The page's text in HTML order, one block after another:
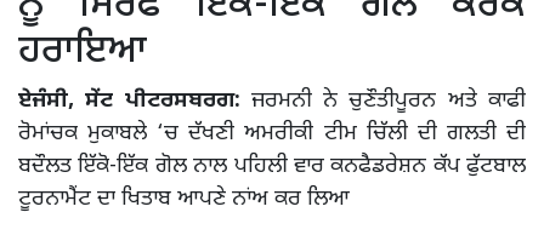
ਹਰਾਇਆ
ਏਜੰਸੀ, ਸੇਂਟ ਪੀਟਰਸਬਰਗ: ਜਰਮਨੀ ਨੇ ਚੁਣੌਤੀਪੂਰਨ ਅਤੇ ਕਾਫੀ
ਰੋਮਾਂਚਕ ਮੁਕਾਬਲੇ ‘ਚ ਦੱਖਣੀ ਅਮਰੀਕੀ ਟੀਮ ਚਿੱਲੀ ਦੀ ਗਲਤੀ ਦੀ
ਬਦੌਲਤ ਇੱਕੋ-ਇੱਕ ਗੋਲ ਨਾਲ ਪਹਿਲੀ ਵਾਰ ਕਨਫੈਡਰੇਸ਼ਨ ਕੱਪ ਫੁੱਟਬਾਲ
ਟੂਰਨਾਮੈਂਟ ਦਾ ਖਿਤਾਬ ਆਪਣੇ ਨਾਂਅ ਕਰ ਲਿਆ